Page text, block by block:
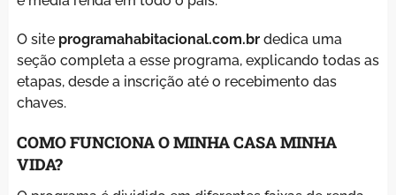
O site programahabitacional.com.brdedica uma
seção completa a esse programa, explicando todas as
etapas, desde a inscrição até o recebimento das
chaves.
COMO FUNCIONA O MINHA CASA MINHA
VIDA?